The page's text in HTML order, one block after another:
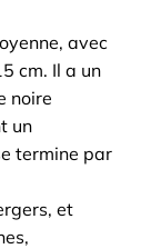
avec
cm. Il a un
noire
un
termine par
et